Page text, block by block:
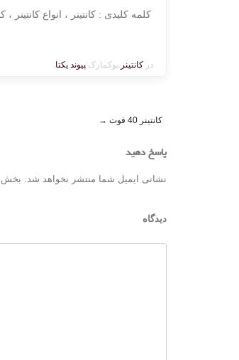
کلمه کلیدی : کانتینر ، انواع کانتینر ، کانتینرهای 20 فوت ، فروش کانتینر سایز 20 فوت ، کانتینر در مشهد ،
در کانتینر .بوکمارک:پیوند یکتا
کانتینر 40 فوت →
پاسخ دهید
نشانی ایمیل شما منتشر نخواهد شد.
دیدگاه